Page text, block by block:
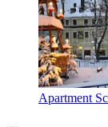
Apartment